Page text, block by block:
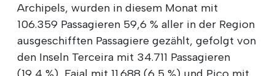
Archipels, wurden in diesem Monat mit
106.359 Passagieren 59,6 % aller in der Region
ausgeschifften Passagiere gezählt, gefolgt von
den Inseln Terceira mit 34.711 Passagieren